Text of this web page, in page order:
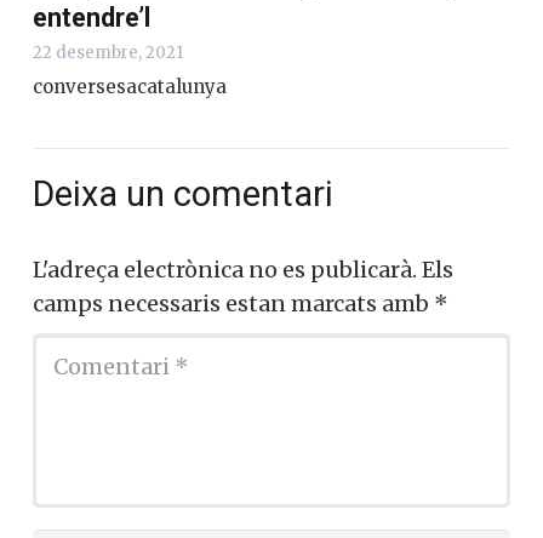
entendre’l
22 desembre, 2021
conversesacatalunya
Deixa un comentari
L'adreça electrònica no es publicarà. Els
camps necessaris estan marcats amb *